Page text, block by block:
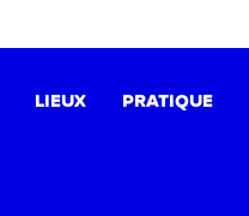
LIEUX PRATIQUE